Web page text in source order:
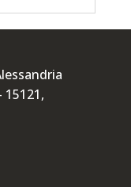
15121,